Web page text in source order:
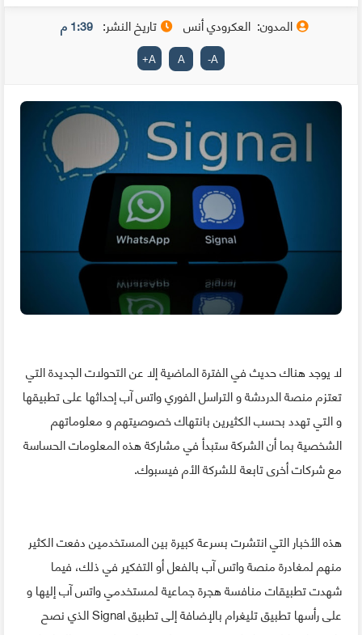
المدون: العكرودي أنس تاريخ النشر: 1:39 م
A
-
A
A
+
لا يوجد هناك حديث في الفترة الماضية إلا عن التحولات الجديدة التي
تعتزم منصة الدردشة و التراسل الفوري واتس آب إحداثها على تطبيقها
و التي تهدد بحسب الكثيرين بانتهاك خصوصيتهم و معلوماتهم
الشخصية بما أن الشركة ستبدأ في مشاركة هذه المعلومات الحساسة
مع شركات أخرى تابعة للشركة الأم فيسبوك.
هذه الأخبار التي انتشرت بسرعة كبيرة بين المستخدمين دفعت الكثير
منهم لمغادرة منصة واتس آب بالفعل أو التفكير في ذلك، فيما
شهدت تطبيقات منافسة هجرة جماعية لمستخدمي واتس آب إليها و
على رأسها تطبيق تليغرام بالإضافة إلى تطبيق Signal الذي نصح